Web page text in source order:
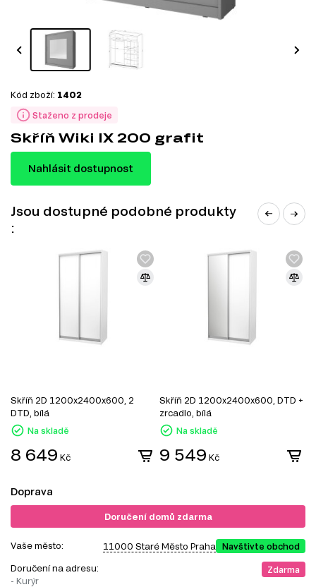
Staženo z prodeje
Kód zboží: 1402
Skříň Wiki IX 200 grafit
Nahlásit dostupnost
Jsou dostupné podobné produkty
:
Skříň 2D 1200x2400x600, 2
DTD, bílá
Na skladě
8 649 Kč
Skříň 2D 1200x2400x600, DTD +
zrcadlo, bílá
Na skladě
9 549 Kč
Doprava
Doručení domů zdarma
Vaše město: 11000 Staré Město Praha Navštivte obchod
Doručení na adresu:
- Kurýr
Zdarma